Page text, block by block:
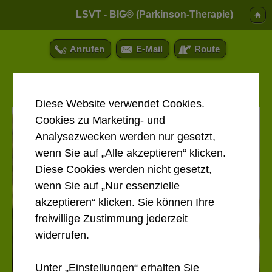
LSVT - BIG® (Parkinson-Therapie)
Anrufen E-Mail Route
LSVT - BIG® (Parkinson-Therapie)
Diese Website verwendet Cookies.
Cookies zu Marketing- und
Analysezwecken werden nur gesetzt,
wenn Sie auf „Alle akzeptieren“ klicken.
Diese Cookies werden nicht gesetzt,
wenn Sie auf „Nur essenzielle
akzeptieren“ klicken. Sie können Ihre
freiwillige Zustimmung jederzeit
widerrufen.
Unter „Einstellungen“ erhalten Sie